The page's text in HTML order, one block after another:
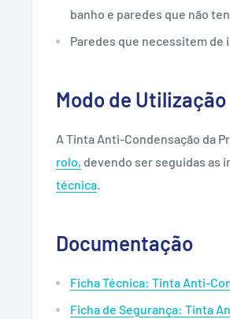
banho e paredes que não
Paredes que necessitem
Modo de Utilização
A Tinta Anti-Condensação da
rolo, devendo ser seguidas as
técnica.
Documentação
Ficha Técnica: Tinta Anti-
Ficha de Segurança: Tinta